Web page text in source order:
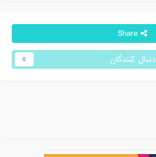
Share
دنبال کنندگان